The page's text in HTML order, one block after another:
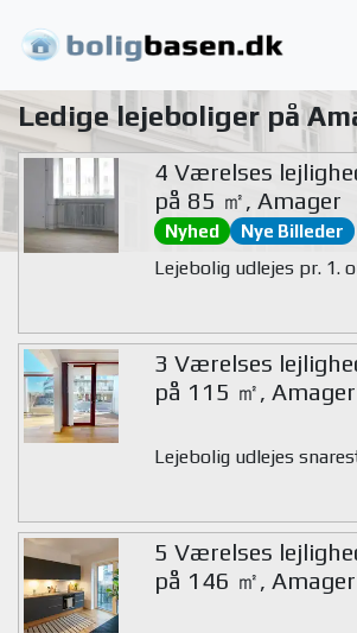
Ledige lejeboliger på
4 Værelses
på 85 ㎡, Amager
Nyhed Nye Billeder
Lejebolig udlejes pr. 1.
3 Værelses
på 115 ㎡, Amager
Lejebolig udlejes
5 Værelses
på 146 ㎡, Amager